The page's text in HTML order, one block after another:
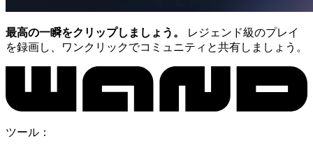
最高の一瞬をクリップしましょう。
レジェンド級のプレイ
を録画し、ワンクリックでコミュニティと共有しましょう。
ツール：